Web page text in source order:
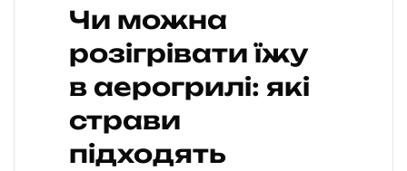
Чи можна
розігрівати їжу
в аерогрилі: які
страви
підходять